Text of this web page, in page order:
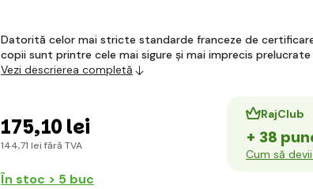
Datorită celor mai stricte standarde franceze de
copii sunt printre cele mai sigure și mai imprecis
Vezi descrierea completă
175,10 lei
144,71 lei fără TVA
RajClub
+ 38
Cum să
În stoc > 5 buc